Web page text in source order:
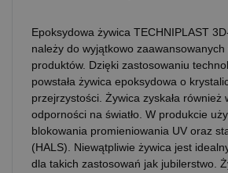
Epoksydowa żywica TECHNIPLAST
należy do wyjątkowo
produktów. Dzięki zastosowaniu
powstała żywica epoksydowa o
przejrzystości. Żywica zyskała również
odporności na światło. W produkcie
blokowania promieniowania UV oraz
(HALS). Niewątpliwie żywica jest
dla takich zastosowań jak jubilerstwo.